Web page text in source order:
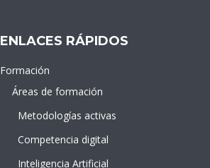
ENLACES RÁPIDOS
Formación
Áreas de formación
Metodologías activas
Competencia digital
Inteligencia Artificial